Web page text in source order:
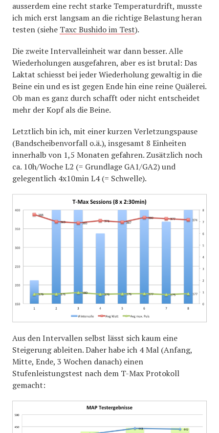
ausserdem eine recht starke Temperaturdrift, musste
ich mich erst langsam an die richtige Belastung heran
testen (siehe Taxc Bushido im Test).
Die zweite Intervalleinheit war dann besser. Alle
Wiederholungen ausgefahren, aber es ist brutal: Das
Laktat schiesst bei jeder Wiederholung gewaltig in die
Beine ein und es ist gegen Ende hin eine reine Quälerei.
Ob man es ganz durch schafft oder nicht entscheidet
mehr der Kopf als die Beine.
Letztlich bin ich, mit einer kurzen Verletzungspause
(Bandscheibenvorfall o.ä.), insgesamt 8 Einheiten
innerhalb von 1,5 Monaten gefahren. Zusätzlich noch
ca. 10h/Woche L2 (= Grundlage GA1/GA2) und
gelegentlich 4x10min L4 (= Schwelle).
Aus den Intervallen selbst lässt sich kaum eine
Steigerung ableiten. Daher habe ich 4 Mal (Anfang,
Mitte, Ende, 3 Wochen danach) einen
Stufenleistungstest nach dem T-Max Protokoll
gemacht: